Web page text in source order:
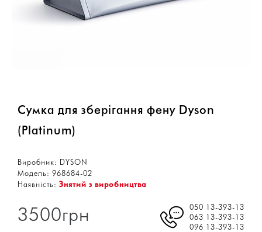
Сумка для зберігання фену Dyson
(Platinum)
Виробник: DYSON
Модель: 968684-02
Наявність: Знятий з виробництва
050 13-393-13
063 13-393-13
096 13-393-13
3500грн